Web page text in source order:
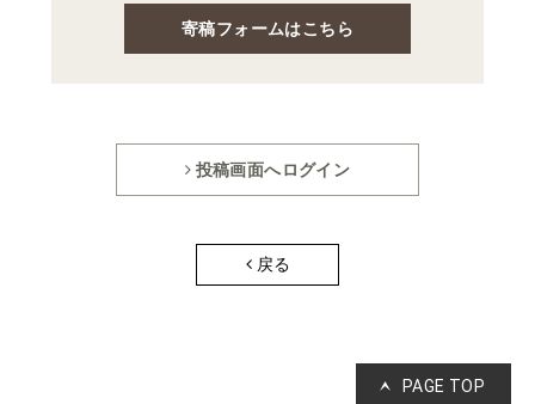
寄稿フォームはこちら
投稿画面へログイン
戻る
PAGE TOP